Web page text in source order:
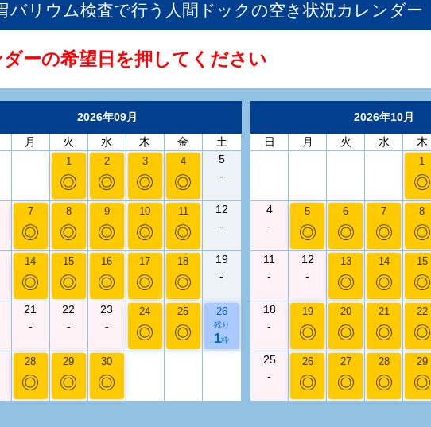
バリウム検査で行う人間ドックの空き状況カレンダー
ダーの希望日を押してください
2026年09月
月 火 水 木 金 土
1
◎
2
◎
3
◎
4
◎
5
-
7
◎
8
◎
9
◎
10
◎
11
◎
12
-
14
◎
15
◎
16
◎
17
◎
18
◎
19
-
21
-
22
-
23
-
24
◎
25
◎
26
残り
1枠
28
◎
29
◎
30
◎
2026年10月
日
月 火 水 木
1
◎
4
-
5
◎
6
◎
7
◎
8
◎
11
-
12
-
13
◎
14
◎
15
◎
18
-
19
◎
20
◎
21
◎
22
◎
25
-
26
◎
27
◎
28
◎
29
◎